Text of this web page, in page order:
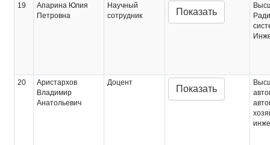
19
Апарина Юлия
Петровна
Научный
сотрудник
Показать
20
Аристархов
Владимир
Анатольевич
Доцент
Показать